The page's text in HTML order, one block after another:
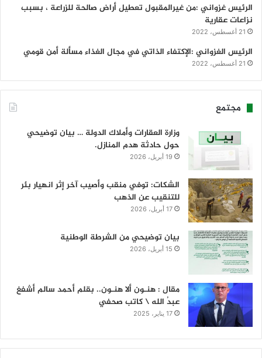
الرئيس غزواني :من غيرالمقبول تعطيل أراض صالحة للزراعة ، بسبب
نزاعات عقارية
21 أغسطس، 2022
الرئيس الغزواني :الإكتفاء الذاتي في مجال الغذاء مسألة أمن قومي
21 أغسطس، 2022
مجتمع
وزارة العقارات وأملاك الدولة … بيان توضيحي
حول حادثة هدم المنازل.
19 أبريل، 2026
الشكات: توفي منقب وأصيب آخر إثر انهيار بئر
للتنقيب عن الذهب
17 أبريل، 2026
بيان توضيحي من الشرطة الوطنية
15 أبريل، 2026
مقال : هنـون ألا هنـون.. بقلم أحمد سالم أشفغ
عبدُ الله \ كاتب صحفي
17 يناير، 2025